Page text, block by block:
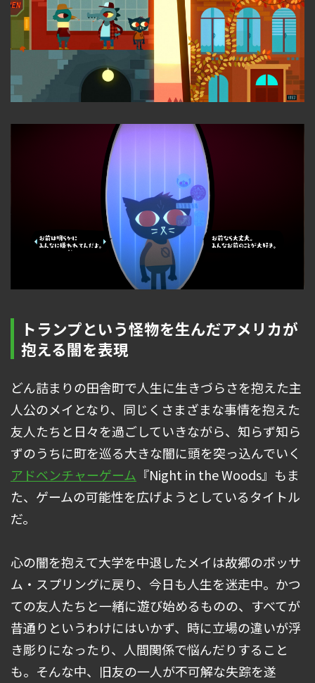
トランプという怪物を生んだアメリカが
抱える闇を表現
どん詰まりの田舎町で人生に生きづらさを抱えた主
人公のメイとなり、同じくさまざまな事情を抱えた
友人たちと日々を過ごしていきながら、知らず知ら
ずのうちに町を巡る大きな闇に頭を突っ込んでいく
アドベンチャーゲーム 『Night in the Woods』もま
た、ゲームの可能性を広げようとしているタイトル
だ。
心の闇を抱えて大学を中退したメイは故郷のポッサ
ム・スプリングに戻り、今日も人生を迷走中。かつ
ての友人たちと一緒に遊び始めるものの、すべてが
昔通りというわけにはいかず、時に立場の違いが浮
き彫りになったり、人間関係で悩んだりすること
も。そんな中、旧友の一人が不可解な失踪を遂